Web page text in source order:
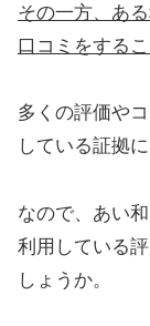
その一方、あ
口コミをする
多くの評価や
している証拠に
なので、あい
利用している
しょうか。